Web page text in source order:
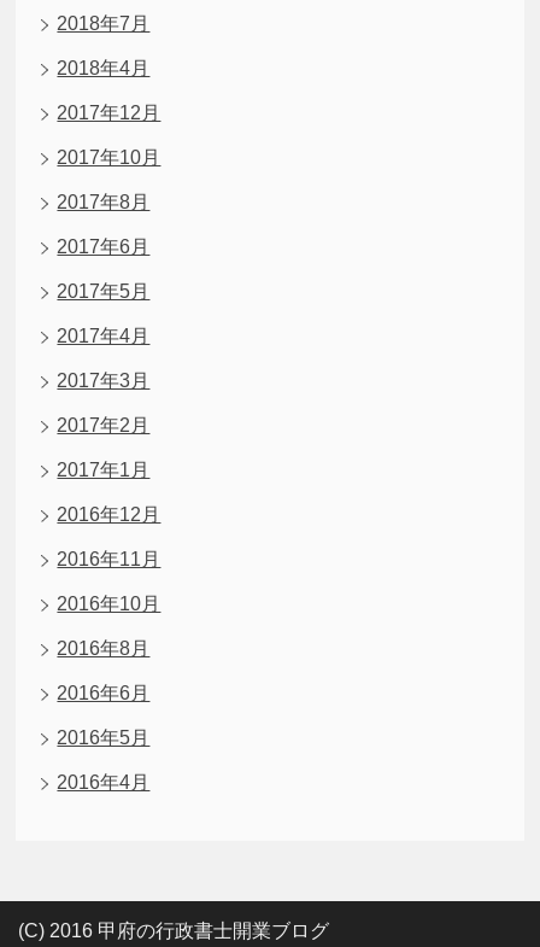
2018年7月
2018年4月
2017年12月
2017年10月
2017年8月
2017年6月
2017年5月
2017年4月
2017年3月
2017年2月
2017年1月
2016年12月
2016年11月
2016年10月
2016年8月
2016年6月
2016年5月
2016年4月
(C) 2016 甲府の行政書士開業ブログ